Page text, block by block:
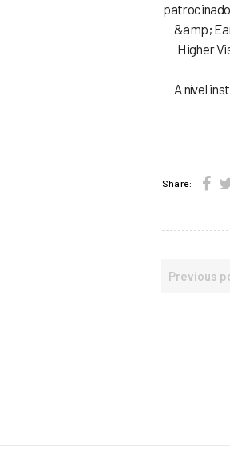
&amp;
Higher
A nível
Share:
Previous